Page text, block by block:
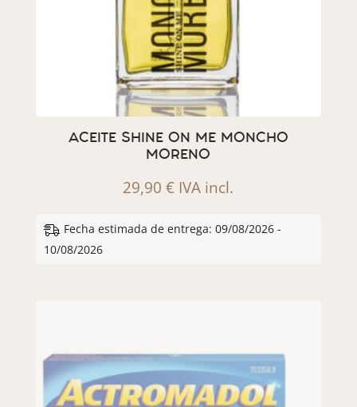
ACEITE SHINE ON ME MONCHO
MORENO
29,90€ IVA incl.
Fecha estimada de entrega: 09/08/2026 -
10/08/2026